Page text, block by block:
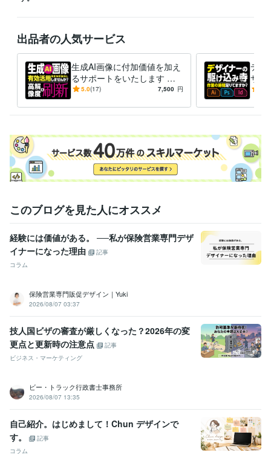
Painter:3年Live2D:2年Adobe After Effects:3年
その他ツール
ソリマチ/農業簿記:2年
得意分野
デザイン制作 目的達成への視覚的な情報整理【デザイン】 目的達成
への視覚的な最適化【画像処理】 目標達成へのスキルアップサポー
印刷物 改訂 DTP ポートフォリオ 就職活動 画像加工
デザイン
バナー
デザイン修正 文字修正
出品者の人気サービス
生成AI画像に付加価値を加え
るサポートをいたします お
手元の画像素材やイラスト
向け。
5.0(17) 7,500 円
デザ
サポ
の“
このブログを見た人にオススメ
経験には価値がある。 ──私が保険営業専門デザ
イナーになった理由
記事
コラム
保険営業専門販促デザイン｜Yuki
2026/08/07 03:37
技人国ビザの審査が厳しくなった？2026年の変
更点と更新時の注意点
記事
ビジネス・マーケティング
ビー・トラック行政書士事務所
2026/08/07 13:35
自己紹介。はじめまして！Chun デザインで
す。
記事
コラム